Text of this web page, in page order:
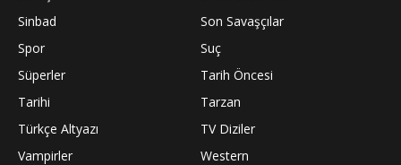
Sinbad
Son Savaşçılar
Spor
Suç
Süperler
Tarih Öncesi
Tarihi
Tarzan
Türkçe Altyazı
TV Diziler
Vampirler
Western